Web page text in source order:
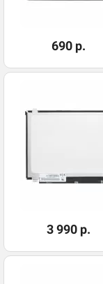
690 р.
3 990 р.